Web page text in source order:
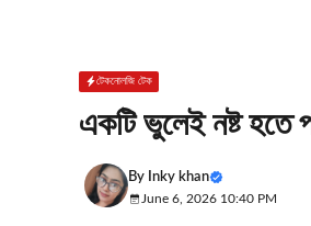
টেকনোলজি টেক
একটি ভুলেই নষ্ট হতে
By Inky khan
June 6, 2026 10:40 PM